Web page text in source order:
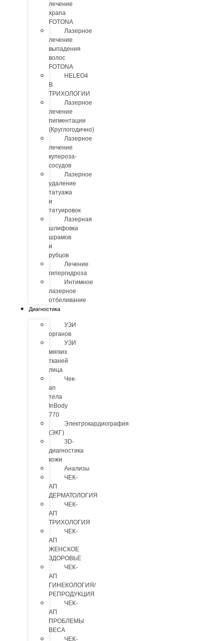
лечение
храпа
FOTONA
Лазерное
лечение
выпадения
волос
FOTONA
HELEO4
В
ТРИХОЛОГИИ
Лазерное
лечение
пигментации
(Круглогодично)
Лазерное
лечение
купероза-
сосудов
Лазерное
удаление
татуажа
и
татуировок
Лазерная
шлифовка
шрамов
и
рубцов
Лечение
гипергидроза
Интимное
лазерное
отбеливание
Диагностика
УЗИ
органов
УЗИ
мягких
тканей
лица
Чек-
ап
тела
InBody
770
Электрокардиография
(ЭКГ)
3D-
диагностика
кожи
Анализы
ЧЕК-
АП
ДЕРМАТОЛОГИЯ
ЧЕК-
АП
ТРИХОЛОГИЯ
ЧЕК-
АП
ЖЕНСКОЕ
ЗДОРОВЬЕ
ЧЕК-
АП
ГИНЕКОЛОГИЯ/
РЕПРОДУКЦИЯ
ЧЕК-
АП
ПРОБЛЕМЫ
ВЕСА
ЧЕК-